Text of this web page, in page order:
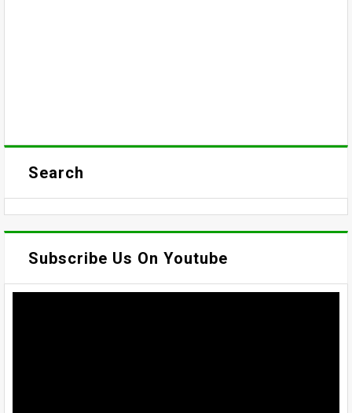
Search
Subscribe Us On Youtube